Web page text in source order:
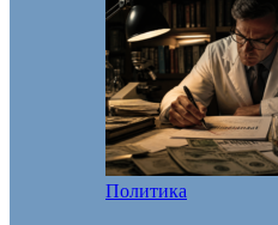
Политика